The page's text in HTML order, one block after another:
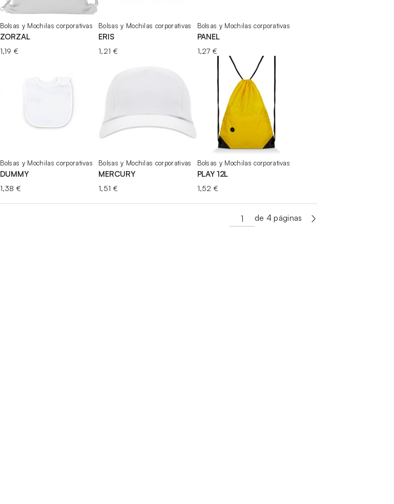
Bolsas y Mochilas corporativas
ZORZAL
1,19€
Bolsas y Mochilas corporativas
ERIS
1,21 €
Bolsas y Mochilas corporativas
PANEL
1,27€
Bolsas y Mochilas corporativas
DUMMY
1,38€
Bolsas y Mochilas corporativas
MERCURY
1,51 €
Bolsas y Mochilas corporativas
PLAY 12L
1,52€
de 4 páginas